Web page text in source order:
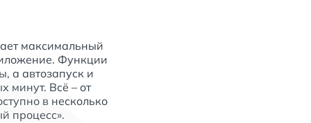
максимальный
Функции
а автозапуск и
минут. Всё – от
в несколько
процесс».